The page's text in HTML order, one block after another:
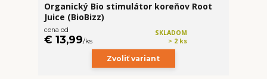
Organický Bio stimulátor koreňov Root
Juice (BioBizz)
cena od
€ 13,99/ks
SKLADOM
> 2 ks
Zvoliť variant